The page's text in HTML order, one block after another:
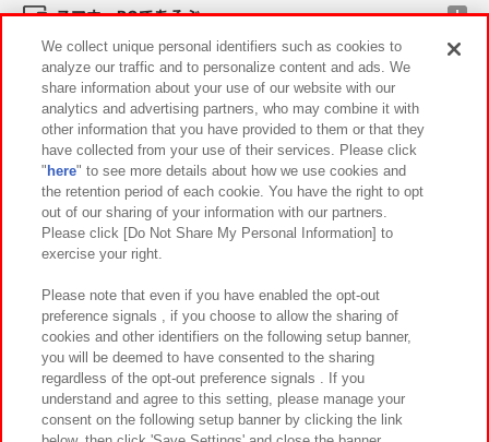
スマホ・PCであそぶ
イベント・キャンペーン
関連会社 サステナビリティ サイトポリシー
プライバシーポリシー ウェブアクセシビリティ方針と検証結果
お取引先さまとともに
カスタマーハラスメント対応方針 よくあるご質問・お問い合わせ
We collect unique personal identifiers such as cookies to
analyze our traffic and to personalize content and ads. We
share information about your use of our website with our
analytics and advertising partners, who may combine it with
other information that you have provided to them or that they
have collected from your use of their services. Please click
" here" to see more details about how we use cookies and
the retention period of each cookie. You have the right to opt
out of our sharing of your information with our partners.
Please click [Do Not Share My Personal Information] to
exercise your right.
Please note that even if you have enabled the opt-out
preference signals , if you choose to allow the sharing of
cookies and other identifiers on the following setup banner,
you will be deemed to have consented to the sharing
regardless of the opt-out preference signals . If you
understand and agree to this setting, please manage your
consent on the following setup banner by clicking the link